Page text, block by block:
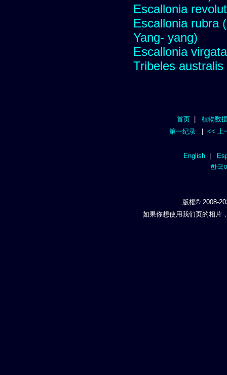
Escallonia
Escallonia rubra
Yang- yang)
Escallonia
Tribeles australis
首页
植物数
第一纪录| << 上
English|
한국
版權© 2008-
如果你想使用我们页的相片